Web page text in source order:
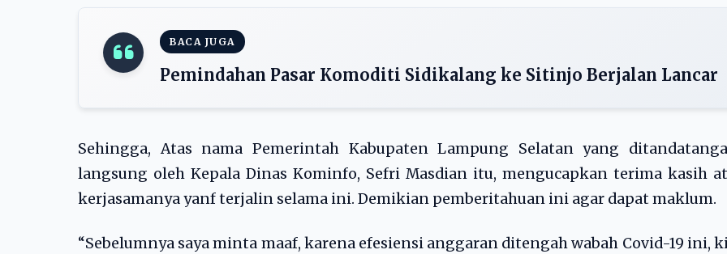
BACA JUGA
Pemindahan Pasar Komoditi Sidikalang ke Sitinjo Berjalan Lancar
Sehingga, Atas nama Pemerintah Kabupaten Lampung Selatan yang
langsung oleh Kepala Dinas Kominfo, Sefri Masdian itu, mengucapkan terima kasih
kerjasamanya yanf terjalin selama ini. Demikian pemberitahuan ini agar dapat maklum.
“Sebelumnya saya minta maaf, karena efesiensi anggaran ditengah wabah Covid-19 ini,